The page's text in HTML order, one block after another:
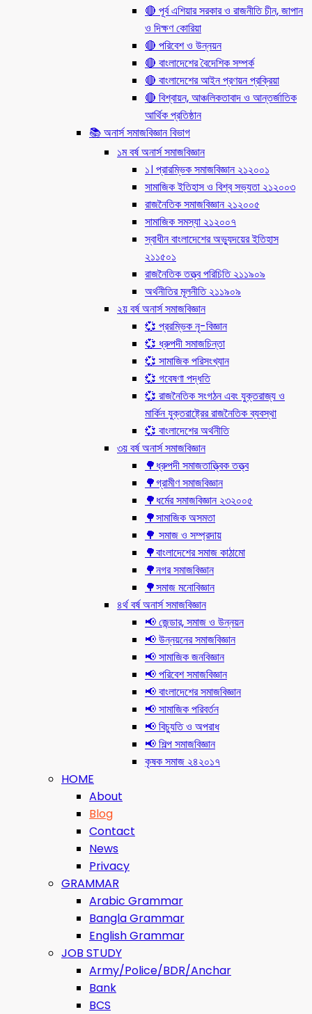
🔴 পূর্ব এশিয়ার সরকার ও রাজনীতি চীন, জাপান
ও দিক্ষণ কোরিয়া
🔴 পরিবেশ ও উন্নয়ন
🔴 বাংলাদেশের বৈদেশিক সম্পর্ক
🔴 বাংলাদেশের আইন প্রণয়ন প্রক্রিয়া
🔴 বিশ্বায়ন, আঞ্চলিকতাবাদ ও আন্তর্জাতিক
আর্থিক প্রতিষ্ঠান
📚 অনার্স সমাজবিজ্ঞান বিভাগ
১ম বর্ষ অনার্স সমাজবিজ্ঞান
১। প্রারম্ভিক সমাজবিজ্ঞান ২১২০০১
সামাজিক ইতিহাস ও বিশ্ব সভ্যতা ২১২০০৩
রাজনৈতিক সমাজবিজ্ঞান ২১২০০৫
সামাজিক সমস্যা ২১২০০৭
স্বাধীন বাংলাদেশের অভ্যুদয়ের ইতিহাস
২১১৫০১
রাজনৈতিক তত্ত্ব পরিচিতি ২১১৯০৯
অর্থনীতির মূলনীতি ২১১৯০৯
২য় বর্ষ অনার্স সমাজবিজ্ঞান
💞 প্ররম্ভিক নৃ-বিজ্ঞান
💞 ধ্রুপদী সমাজচিন্তা
💞 সামাজিক পরিসংখ্যান
💞 গবেষণা পদ্ধতি
💞 রাজনৈতিক সংগঠন এবং যুক্তরাজ্য ও
মার্কিন যুক্তরাষ্ট্রের রাজনৈতিক ব্যবস্থা
💞 বাংলাদেশের অর্থনীতি
৩য় বর্ষ অনার্স সমাজবিজ্ঞান
🌳ধ্রুপদী সমাজতাত্ত্বিক তত্ত্ব
🌳গ্রামীণ সমাজবিজ্ঞান
🌳ধর্মের সমাজবিজ্ঞান ২৩২০০৫
🌳সামাজিক অসমতা
🌳 সমাজ ও সম্প্রদায়
🌳বাংলাদেশের সমাজ কাঠামো
🌳নগর সমাজবিজ্ঞান
🌳সমাজ মনোবিজ্ঞান
৪র্থ বর্ষ অনার্স সমাজবিজ্ঞান
📢 জেন্ডার, সমাজ ও উন্নয়ন
📢 উন্নয়নের সমাজবিজ্ঞান
📢 সামাজিক জনবিজ্ঞান
📢 পরিবেশ সমাজবিজ্ঞান
📢 বাংলাদেশের সমাজবিজ্ঞান
📢 সামাজিক পরিবর্তন
📢 বিচ্যুতি ও অপরাধ
📢 শিল্প সমাজবিজ্ঞান
কৃষক সমাজ ২৪২০১৭
HOME
About
Blog
Contact
News
Privacy
GRAMMAR
Arabic Grammar
Bangla Grammar
English Grammar
JOB STUDY
Army/Police/BDR/Anchar
Bank
BCS